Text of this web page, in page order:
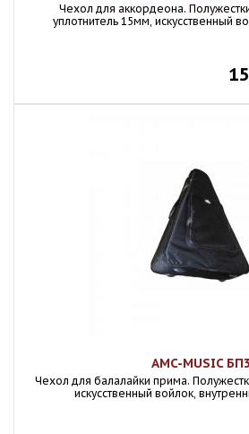
Чехол для аккордеона.
уплотнитель 15мм, искусственный
AMC-MUSIC БП3
Чехол для балалайки прима.
искусственный войлок,